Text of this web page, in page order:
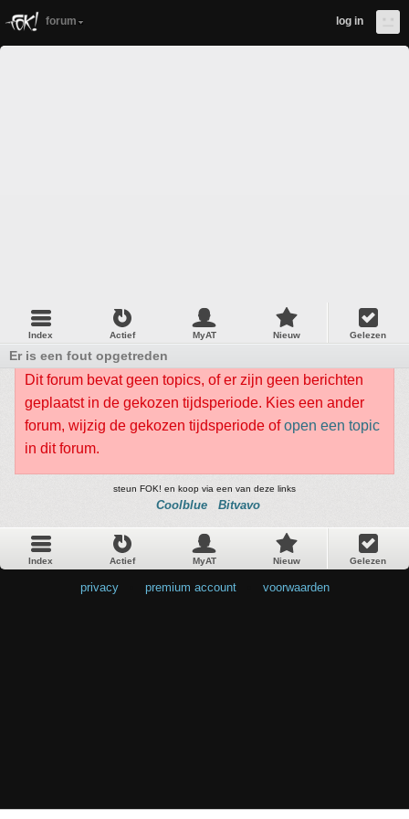
forum log in
Index Actief MyAT Nieuw Gelezen
Er is een fout opgetreden
Dit forum bevat geen topics, of er zijn geen berichten
geplaatst in de gekozen tijdsperiode. Kies een ander
forum, wijzig de gekozen tijdsperiode ofopen een topic
in dit forum.
steun FOK! en koop via een van deze links
Coolblue Bitvavo
Index Actief MyAT Nieuw Gelezen
privacy premium account voorwaarden